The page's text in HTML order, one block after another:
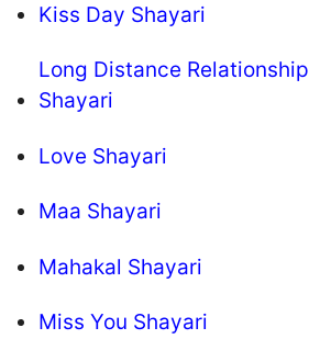
Kiss Day Shayari
Long Distance Relationship
Shayari
Love Shayari
Maa Shayari
Mahakal Shayari
Miss You Shayari